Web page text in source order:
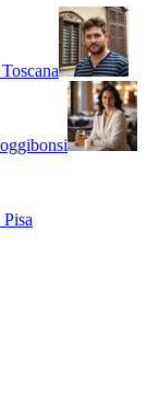
Toscana
Pisa